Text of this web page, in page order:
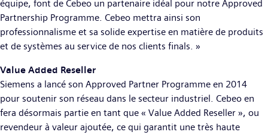
équipe, font de Cebeo un partenaire idéal pour notre Approved
Partnership Programme. Cebeo mettra ainsi son
professionnalisme et sa solide expertise en matière de produits
et de systèmes au service de nos clients finals. »
Value Added Reseller
Siemens a lancé son Approved Partner Programme en 2014
pour soutenir son réseau dans le secteur industriel. Cebeo en
fera désormais partie en tant que « Value Added Reseller », ou
revendeur à valeur ajoutée, ce qui garantit une très haute